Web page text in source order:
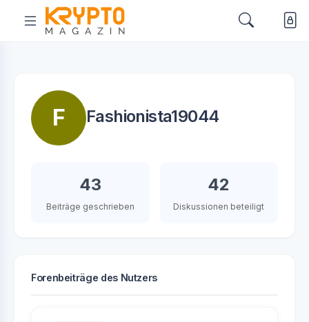
F Fashionista19044
43
Beiträge geschrieben
42
Diskussionen beteiligt
Forenbeiträge des Nutzers